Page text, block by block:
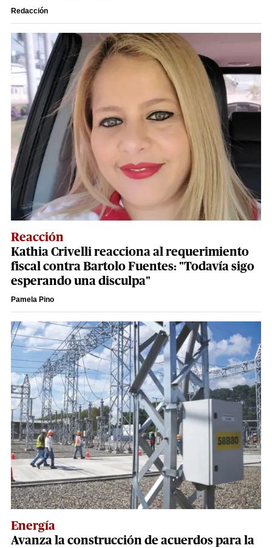
Redacción
Reacción
Kathia Crivelli reacciona al requerimiento
fiscal contra Bartolo Fuentes: "Todavía sigo
esperando una disculpa"
Pamela Pino
Energía
Avanza la construcción de acuerdos para la